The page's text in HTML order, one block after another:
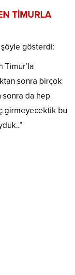
TİMURLA
gösterdi:
Timur’la
sonra birçok
sonra da hep
girmeyecektik bu